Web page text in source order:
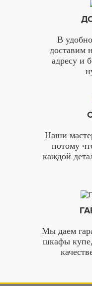
В
доставим
адресу и
Наши
потому
каждой
Мы даем
шкафы